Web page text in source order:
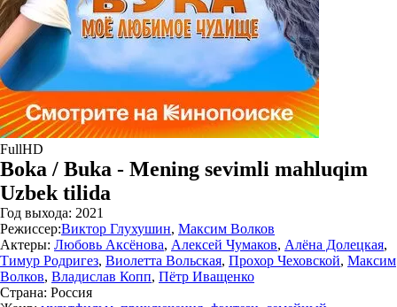
FullHD
Boka / Buka - Mening sevimli mahluqim
Uzbek tilida
Год выхода: 2021
Режиссер:Виктор Глухушин, Максим Волков
Актеры: Любовь Аксёнова, Алексей Чумаков, Алёна Долецкая,
Тимур Родригез, Виолетта Вольская, Прохор Чеховской, Максим
Волков, Владислав Копп, Пётр Иващенко
Страна: Россия